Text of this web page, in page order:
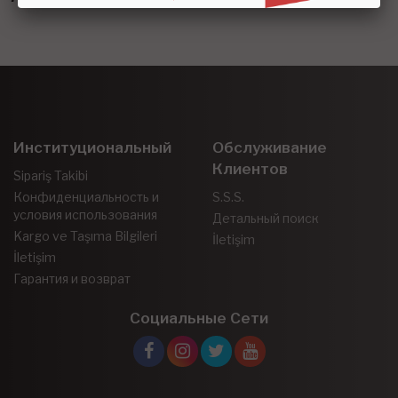
Институциональный
Sipariş Takibi
Конфиденциальность и
условия использования
Kargo ve Taşıma Bilgileri
İletişim
Гарантия и возврат
Обслуживание
Клиентов
S.S.S.
Детальный поиск
İletişim
Социальные Сети